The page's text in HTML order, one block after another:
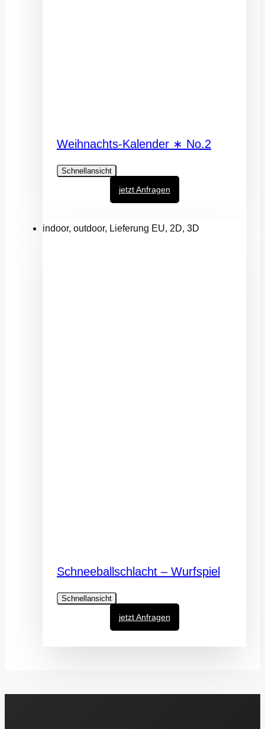
Weihnachts-Kalender ∗ No.2
Schnellansicht
jetzt Anfragen
indoor, outdoor, Lieferung EU, 2D, 3D
Schneeballschlacht – Wurfspiel
Schnellansicht
jetzt Anfragen